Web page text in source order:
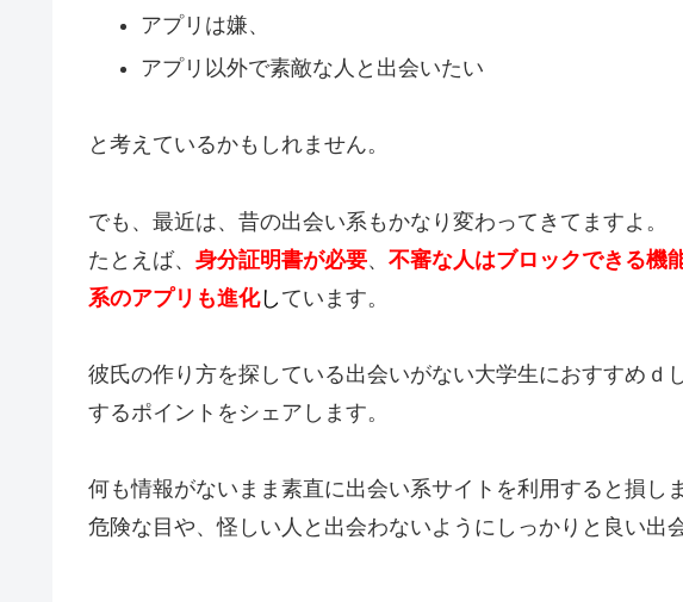
アプリは嫌、
アプリ以外で素敵な人と出会いたい
と考えているかもしれません。
でも、最近は、昔の出会い系もかなり変わってきてますよ。
たとえば、 身分証明書が必要、 不審な人はブロックできる機
系のアプリも進化し ています。
彼氏の作り方を探している出会いがない大学生におすすめｄ
するポイントをシェアします。
何も情報がないまま素直に出会い系サイトを利用すると損し
危険な目や、怪しい人と出会わないようにしっかりと良い出